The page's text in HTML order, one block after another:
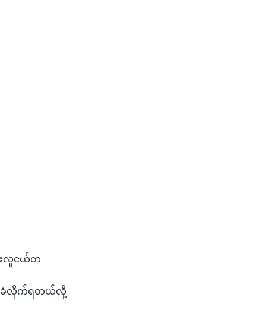
းလူငယ်တ
း ခံလိုက်ရတယ်လို့